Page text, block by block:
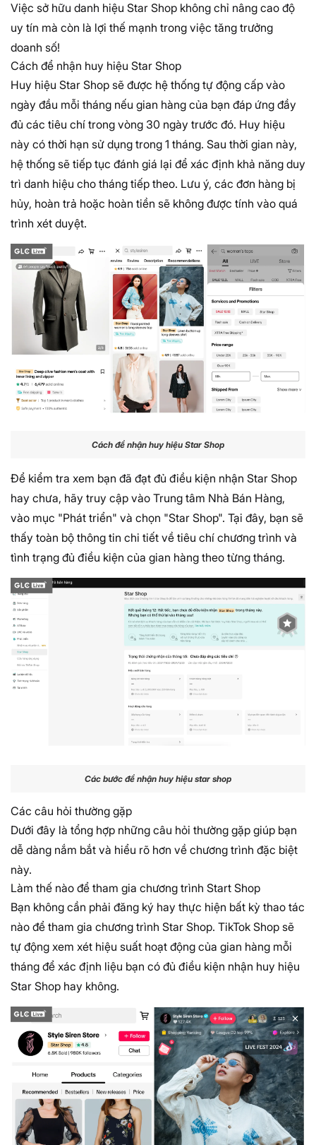
Việc sở hữu danh hiệu Star Shop không chỉ nâng cao độ
uy tín mà còn là lợi thế mạnh trong việc tăng trưởng
doanh số!
Cách để nhận huy hiệu Star Shop
Huy hiệu Star Shop sẽ được hệ thống tự động cấp vào
ngày đầu mỗi tháng nếu gian hàng của bạn đáp ứng đầy
đủ các tiêu chí trong vòng 30 ngày trước đó. Huy hiệu
này có thời hạn sử dụng trong 1 tháng. Sau thời gian này,
hệ thống sẽ tiếp tục đánh giá lại để xác định khả năng duy
trì danh hiệu cho tháng tiếp theo. Lưu ý, các đơn hàng bị
hủy, hoàn trả hoặc hoàn tiền sẽ không được tính vào quá
trình xét duyệt.
Cách để nhận huy hiệu Star Shop
Để kiểm tra xem bạn đã đạt đủ điều kiện nhận Star Shop
hay chưa, hãy truy cập vào Trung tâm Nhà Bán Hàng,
vào mục "Phát triển" và chọn "Star Shop". Tại đây, bạn sẽ
thấy toàn bộ thông tin chi tiết về tiêu chí chương trình và
tình trạng đủ điều kiện của gian hàng theo từng tháng.
Các bước để nhận huy hiệu star shop
Các câu hỏi thường gặp
Dưới đây là tổng hợp những câu hỏi thường gặp giúp bạn
dễ dàng nắm bắt và hiểu rõ hơn về chương trình đặc biệt
này.
Làm thế nào để tham gia chương trình Start Shop
Bạn không cần phải đăng ký hay thực hiện bất kỳ thao tác
nào để tham gia chương trình Star Shop. TikTok Shop sẽ
tự động xem xét hiệu suất hoạt động của gian hàng mỗi
tháng để xác định liệu bạn có đủ điều kiện nhận huy hiệu
Star Shop hay không.